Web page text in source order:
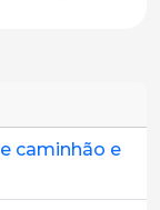
caminhão e